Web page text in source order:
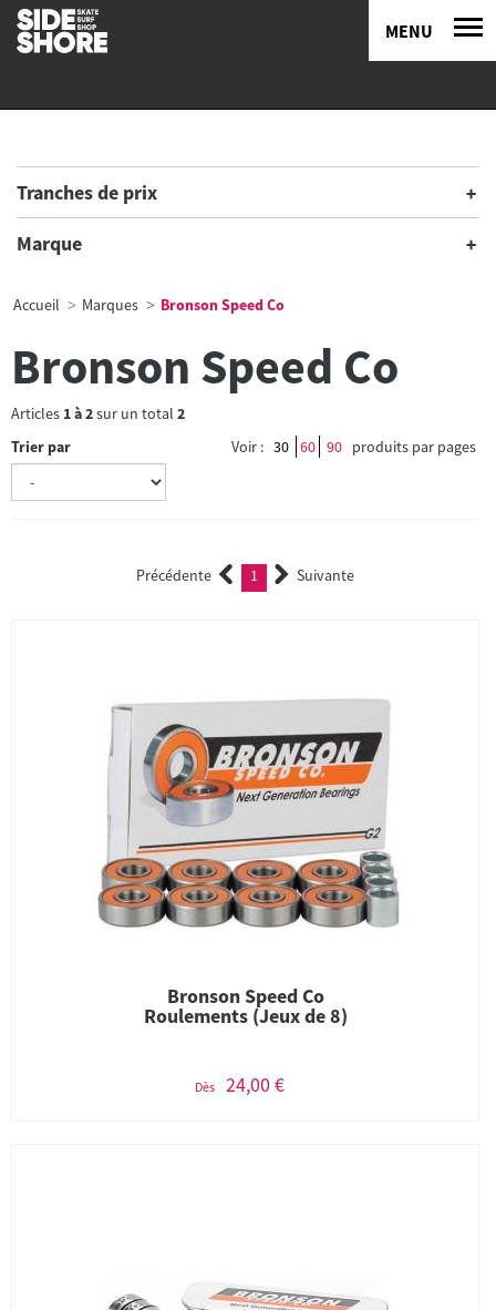
MENU
Tranches de prix
Marque
Accueil Marques Bronson Speed Co
Bronson Speed Co
Articles 1à2sur un total 2
Trier par
Voir : 30 60 90 produits par pages
Précédente 1 (current)Suivante
Bronson Speed Co
Roulements (Jeux de 8)
Dès 24,00 €